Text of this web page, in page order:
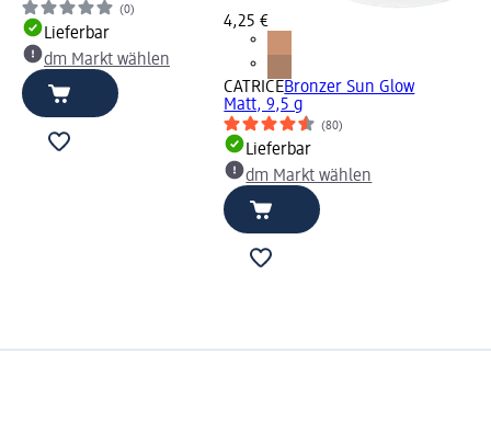
(0)
Lieferbar
dm Markt wählen
4,25 €
CATRICEBronzer Sun Glow
Matt, 9,5 g
(80)
Lieferbar
dm Markt wählen